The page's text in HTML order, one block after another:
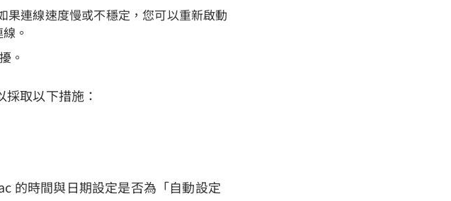
連線速度慢或不穩定，您可以重新啟動
。
。
取以下措施：
的時間與日期設定是否為「自動設定